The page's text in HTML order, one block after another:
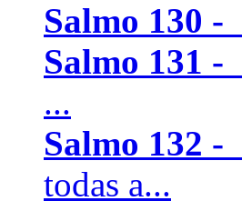
Salmo 130 -
Salmo 131 -
...
Salmo 132 -
todas a...